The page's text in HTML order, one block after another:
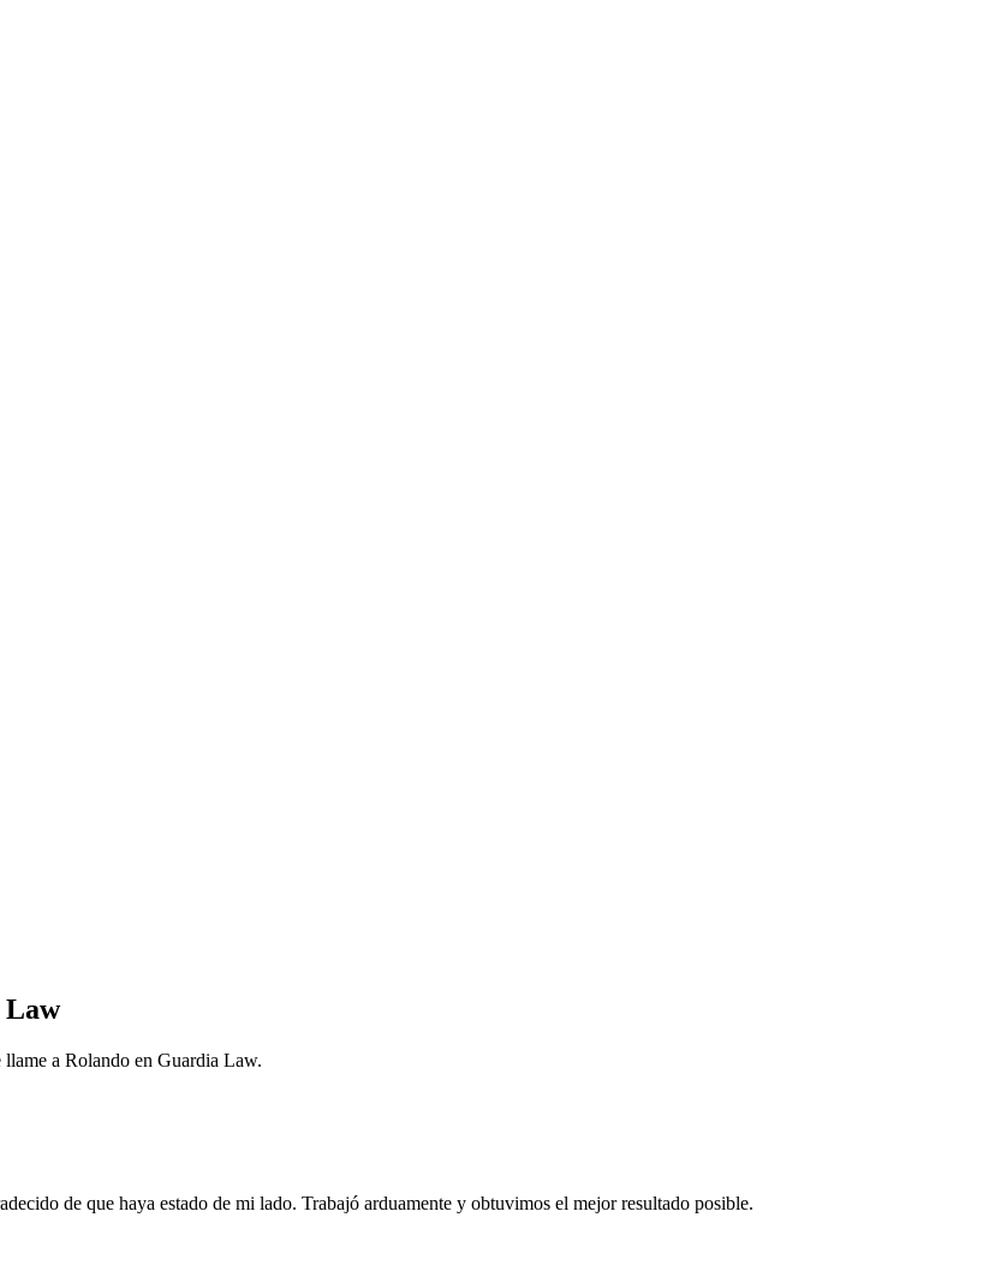
Law
llame a Rolando en Guardia Law.
de que haya estado de mi lado. Trabajó arduamente y obtuvimos el mejor resultado posible.